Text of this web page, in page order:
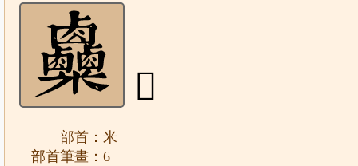
𥾄
部首：米
部首筆畫：6